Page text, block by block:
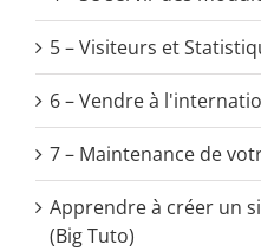
5 – Visiteurs et
6 – Vendre à
7 – Maintenance de
Apprendre à créer un
(Big Tuto)